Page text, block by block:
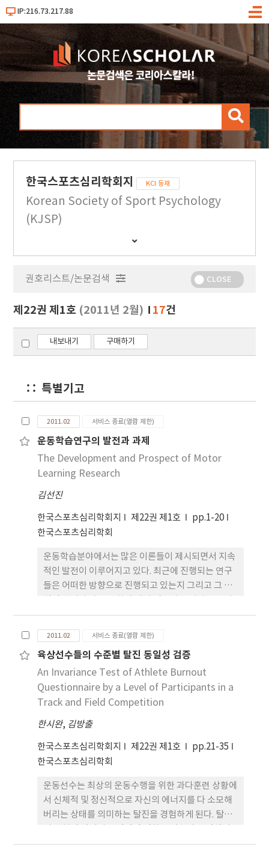
IP:216.73.217.88
메
검
한국스포츠심리학회지 KCI 등재
Korean Society of Sport Psychology
(KJSP)
간
행
보
기
권호리스트/논문검색 CLOSE
제22권 제1호 (2011년 2월) 17건
내보내기 구매하기
특별기고
2011.02 서비스 종료(열람 제한)
운동학습연구의 발전과 과제
The Development and Prospect of Motor
Learning Research
김선진
한국스포츠심리학회지 제22권 제1호
pp.1-20
한국스포츠심리학회
운동학습분야에서는 많은 이론들이 제시되면서 지속
적인 발전이 이루어지고 있다. 최근에 진행되는 연구
들은 어떠한 방향으로 진행되고 있는지 그리고 그 영
는 시점이다. 여기에서는 그동안 발전되어온 운동학
습과 관련한 이론들에 대해 살펴보고 새롭게 관심을
받아온 연구 분야를 보다 구체적으로 검토해 보고자
한다. 특히 운동의 학습단계별로 나타나는 주요 특성
변화를 밝히는 운동의 숙련성, 운동학습에 따라 뇌의
변화과정에 관심을 갖는 신경학적 연구, 표현 움직임
과 관련된 움직임 학습, 그리고 스포츠 기술과 동작의
토를 하였다. 향후 운동학습연구의 과제로는 융합적
연구를 통한 효율적인 운동학습시스템의 구축과 평생
운동학습 차원에서 교육과의 연계성을 논의하였다.
2011.02 서비스 종료(열람 제한)
육상선수들의 수준별 탈진 동일성 검증
An Invariance Test of Athlete Burnout
Questionnaire by a Level of Participants in a
Track and Field Competition
한시완, 김방출
한국스포츠심리학회지 제22권 제1호
pp.21-35
한국스포츠심리학회
운동선수는 최상의 운동수행을 위한 과다훈련 상황에
서 신체적 및 정신적으로 자신의 에너지를 다 소모해
버리는 상태를 의미하는 탈진을 경험하게 된다. 탈진
증가함에 따라 탈진과 관련한 다양한 연구들이 진행